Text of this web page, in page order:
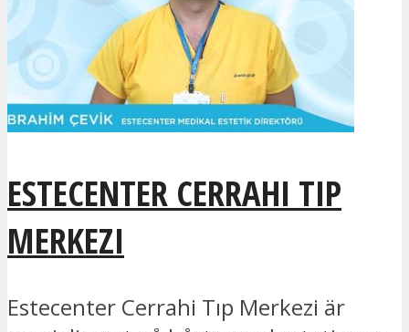
ESTECENTER CERRAHI TIP
MERKEZI
Estecenter Cerrahi Tıp Merkezi är